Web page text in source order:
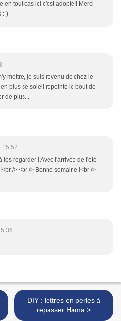
en tout cas ici c'est adopté!! Merci
:-)
mettre, je suis revenu de chez le
plus se soleil repeinte le bout de
de plus...
15:52
les regarder ! Avec l'arrivée de l'été
/> <br /> Bonne semaine !<br />
DIY : lettres en perles à
repasser Hama >